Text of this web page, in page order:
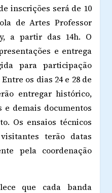
inscrições será de 10
de Artes Professor
a partir das 14h. O
e entrega
para participação
os dias 24 e 28 de
entregar histórico,
e demais documentos
Os ensaios técnicos
terão datas
pela coordenação
que cada banda